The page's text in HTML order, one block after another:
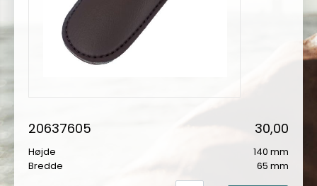
20637605
Højde
140 mm
Bredde
65 mm
30,00